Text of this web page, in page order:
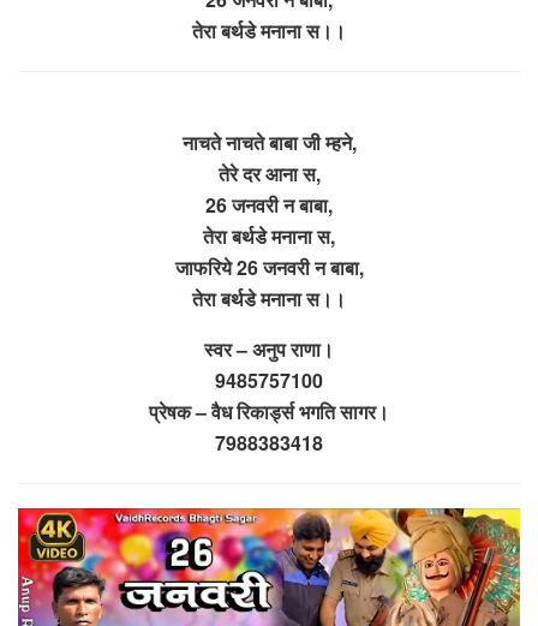
तेरा बर्थडे मनाना स।।
नाचते नाचते बाबा जी म्हने,
तेरे दर आना स,
26 जनवरी न बाबा,
तेरा बर्थडे मनाना स,
जाफरिये 26 जनवरी न बाबा,
तेरा बर्थडे मनाना स।।
स्वर – अनुप राणा।
9485757100
प्रेषक – वैध रिकार्ड्स भगति सागर।
7988383418